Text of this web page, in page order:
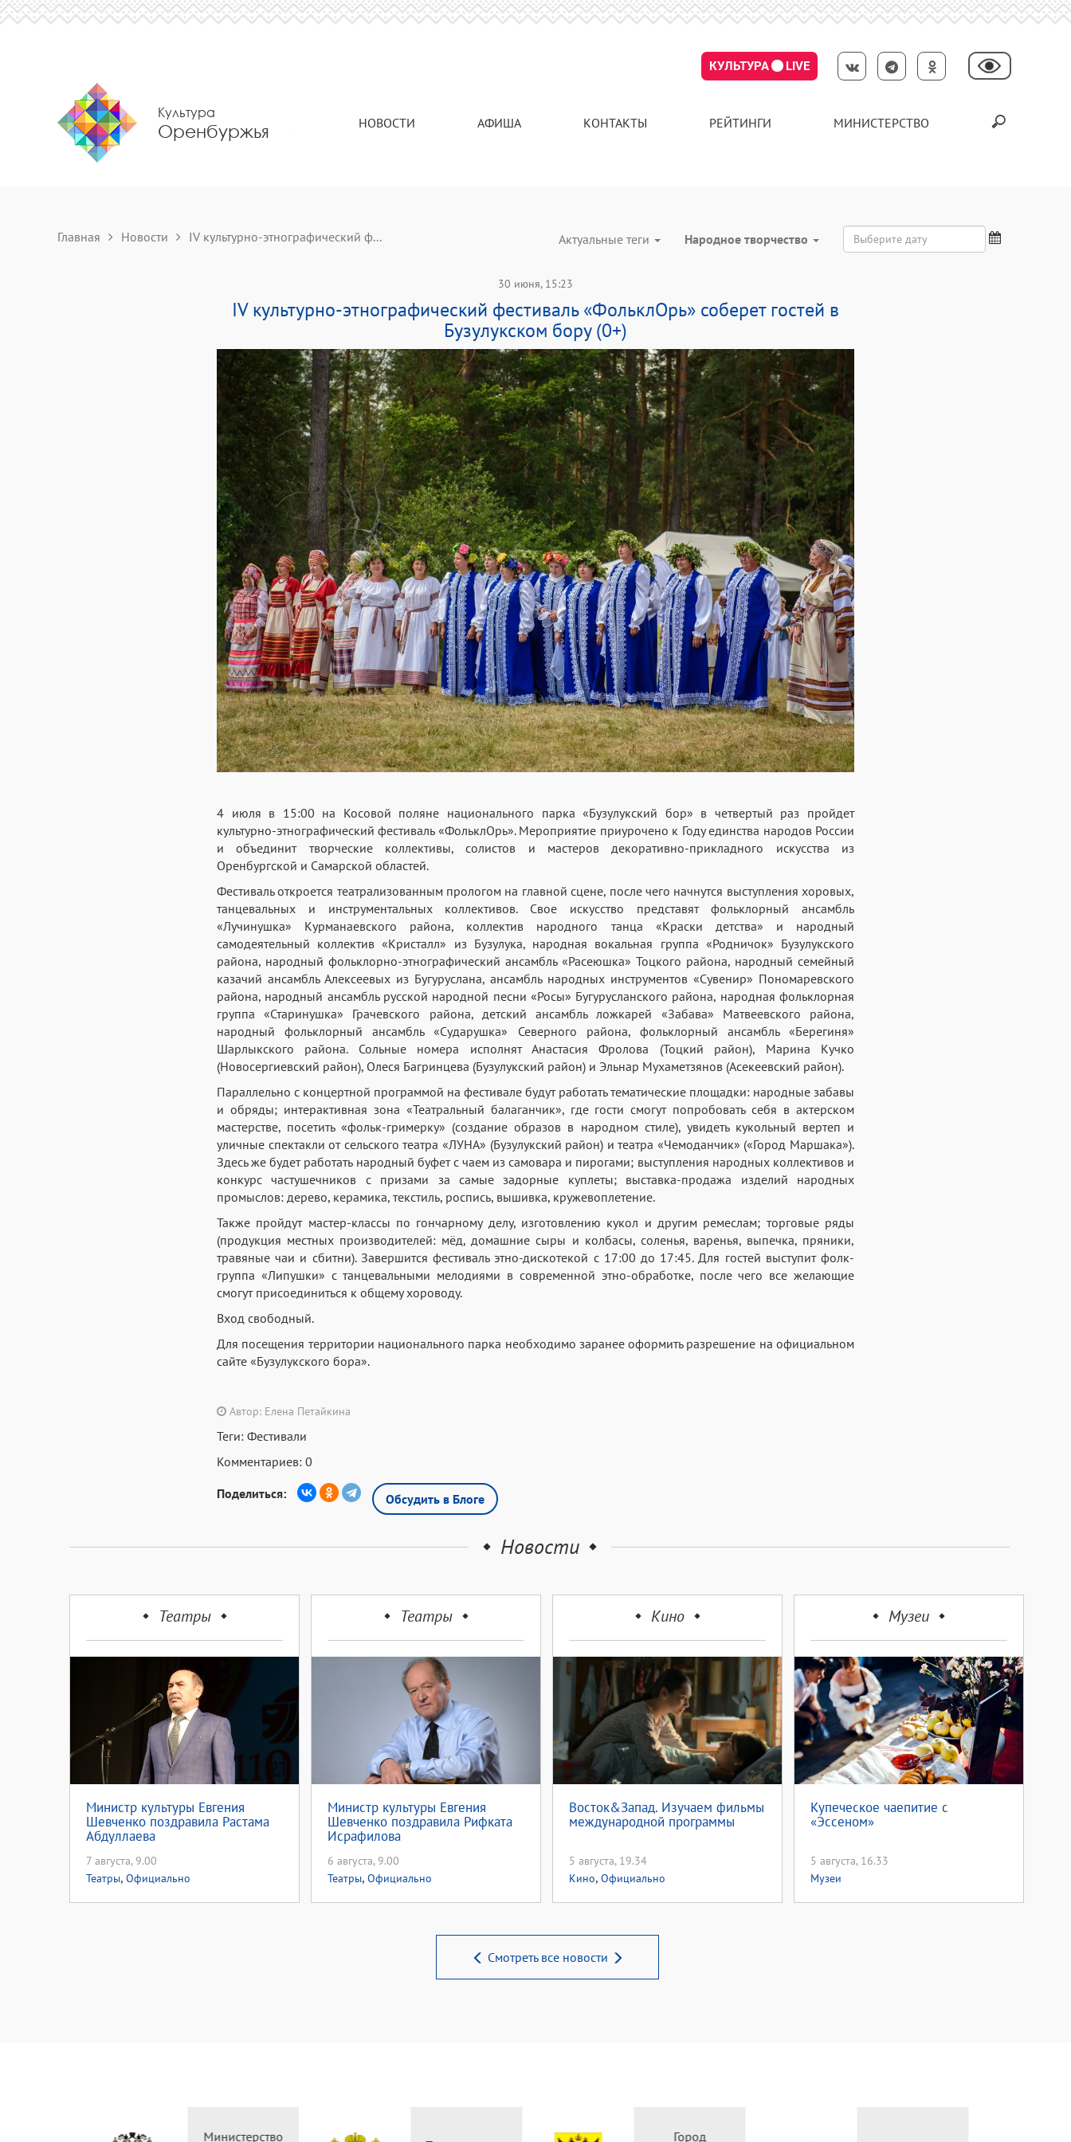
КУЛЬТУРА LIVE
Культура
Оренбуржья НОВОСТИ АФИША КОНТАКТЫ РЕЙТИНГИ МИНИСТЕРСТВО
Главная Новости IV культурно-этнографический ф... Актуальные теги Народное творчество
30 июня, 15:23
IV культурно-этнографический фестиваль «ФольклОрь» соберет гостей в
Бузулукском бору (0+)
4 июля в 15:00 на Косовой поляне национального парка «Бузулукский бор» в четвертый раз пройдет
культурно-этнографический фестиваль «ФольклОрь». Мероприятие приурочено к Году единства народов России
и объединит творческие коллективы, солистов и мастеров декоративно-прикладного искусства из
Оренбургской и Самарской областей.
Фестиваль откроется театрализованным прологом на главной сцене, после чего начнутся выступления хоровых,
танцевальных и инструментальных коллективов. Свое искусство представят фольклорный ансамбль
«Лучинушка» Курманаевского района, коллектив народного танца «Краски детства» и народный
самодеятельный коллектив «Кристалл» из Бузулука, народная вокальная группа «Родничок» Бузулукского
района, народный фольклорно-этнографический ансамбль «Расеюшка» Тоцкого района, народный семейный
казачий ансамбль Алексеевых из Бугуруслана, ансамбль народных инструментов «Сувенир» Пономаревского
района, народный ансамбль русской народной песни «Росы» Бугурусланского района, народная фольклорная
группа «Старинушка» Грачевского района, детский ансамбль ложкарей «Забава» Матвеевского района,
народный фольклорный ансамбль «Сударушка» Северного района, фольклорный ансамбль «Берегиня»
Шарлыкского района. Сольные номера исполнят Анастасия Фролова (Тоцкий район), Марина Кучко
(Новосергиевский район), Олеся Багринцева (Бузулукский район) и Эльнар Мухаметзянов (Асекеевский район).
Параллельно с концертной программой на фестивале будут работать тематические площадки: народные забавы
и обряды; интерактивная зона «Театральный балаганчик», где гости смогут попробовать себя в актерском
мастерстве, посетить «фольк-гримерку» (создание образов в народном стиле), увидеть кукольный вертеп и
уличные спектакли от сельского театра «ЛУНА» (Бузулукский район) и театра «Чемоданчик» («Город Маршака»).
Здесь же будет работать народный буфет с чаем из самовара и пирогами; выступления народных коллективов и
конкурс частушечников с призами за самые задорные куплеты; выставка-продажа изделий народных
промыслов: дерево, керамика, текстиль, роспись, вышивка, кружевоплетение.
Также пройдут мастер-классы по гончарному делу, изготовлению кукол и другим ремеслам; торговые ряды
(продукция местных производителей: мёд, домашние сыры и колбасы, соленья, варенья, выпечка, пряники,
травяные чаи и сбитни). Завершится фестиваль этно-дискотекой с 17:00 до 17:45. Для гостей выступит фолк-
группа «Липушки» с танцевальными мелодиями в современной этно-обработке, после чего все желающие
смогут присоединиться к общему хороводу.
Вход свободный.
Для посещения территории национального парка необходимо заранее оформить разрешение на официальном
сайте «Бузулукского бора».
Автор: Елена Петайкина
Теги: Фестивали
Комментариев: 0
Поделиться:
Обсудить в Блоге
Новости
Театры
Министр культуры Евгения
Шевченко поздравила Растама
Абдуллаева
7 августа, 9.00
Театры, Официально
Театры
Министр культуры Евгения
Шевченко поздравила Рифката
Исрафилова
6 августа, 9.00
Театры, Официально
Кино
Восток&Запад. Изучаем фильмы
международной программы
5 августа, 19.34
Кино, Официально
Музеи
Купеческое чаепитие с
«Эссеном»
5 августа, 16.33
Музеи
Смотреть все новости
Министерство Город